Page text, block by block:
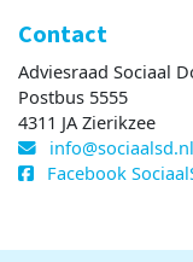
Contact
Adviesraad Sociaal
Postbus 5555
4311 JA Zierikzee
info@sociaalsd.nl
Facebook